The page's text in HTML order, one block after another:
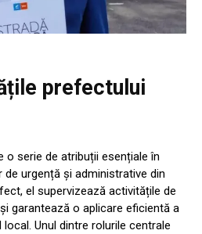
prefectului
o serie de atribuții esențiale în
urgență și administrative din
el supervizează activitățile de
garantează o aplicare eficientă a
Unul dintre rolurile centrale